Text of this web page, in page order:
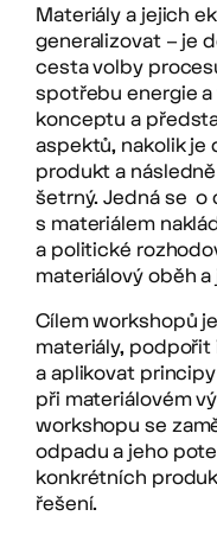
Materiály a jejich
generalizovat – je
cesta volby
spotřebu energie a
konceptu a
aspektů, nakolik je
produkt a
šetrný. Jedná se o
s materiálem
a politické
materiálový oběh
Cílem workshopů
materiály,
a aplikovat
při materiálovém
workshopu se
odpadu a jeho
konkrétních
řešení.